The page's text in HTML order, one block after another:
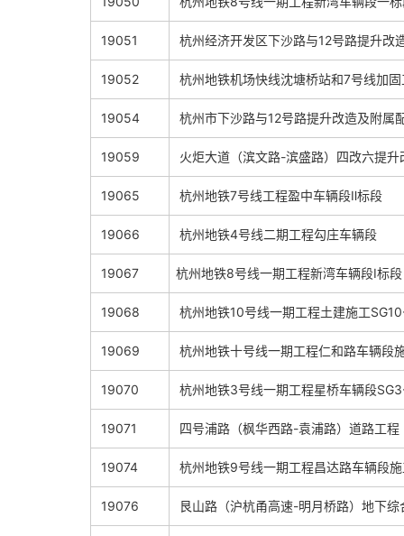
19051 杭州经济开发区下沙路与12号路提升
19052 杭州地铁机场快线沈塘桥站和7号线加
19054 杭州市下沙路与12号路提升改造及附属
19059 火炬大道（滨文路-滨盛路）四改六提升
19065 杭州地铁7号线工程盈中车辆段Ⅱ标段
19066 杭州地铁4号线二期工程勾庄车辆段
19067 杭州地铁8号线一期工程新湾车辆段Ⅰ标段
19068 杭州地铁10号线一期工程土建施工
19069 杭州地铁十号线一期工程仁和路车辆
19070 杭州地铁3号线一期工程星桥车辆段
19071 四号浦路（枫华西路-袁浦路）道路工程
19074 杭州地铁9号线一期工程昌达路车辆段
19076 艮山路（沪杭甬高速-明月桥路）地下综